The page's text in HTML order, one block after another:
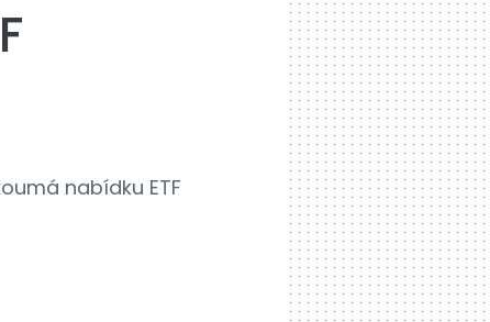
nabídku ETF